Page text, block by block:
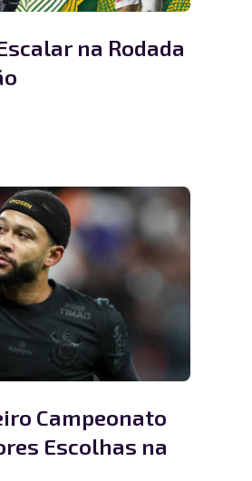
na Rodada
Campeonato
Escolhas na